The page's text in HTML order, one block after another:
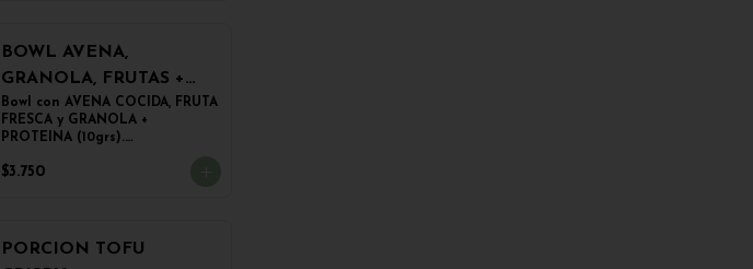
BOWL AVENA,
GRANOLA, FRUTAS +
PROTEINA
Bowl con AVENA COCIDA, FRUTA
FRESCA y GRANOLA +
PROTEINA (10grs).
es de 500grs aprox.
$3.750
PORCION TOFU